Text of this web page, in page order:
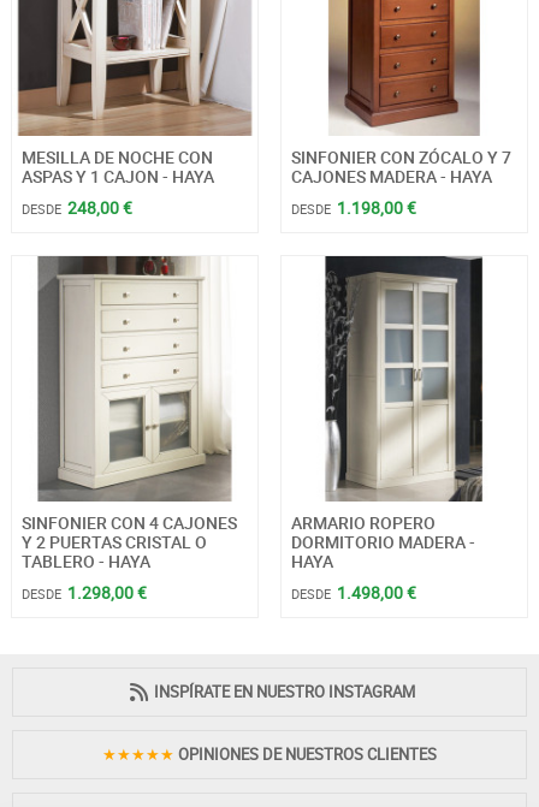
MESILLA DE NOCHE CON
ASPAS Y 1 CAJON - HAYA
DESDE 248,00 €
SINFONIER CON ZÓCALO Y 7
CAJONES MADERA - HAYA
DESDE 1.198,00 €
SINFONIER CON 4 CAJONES
Y 2 PUERTAS CRISTAL O
TABLERO - HAYA
DESDE 1.298,00 €
ARMARIO ROPERO
DORMITORIO MADERA -
HAYA
DESDE 1.498,00 €
INSPÍRATE EN NUESTRO INSTAGRAM
★★★★★ OPINIONES DE NUESTROS CLIENTES